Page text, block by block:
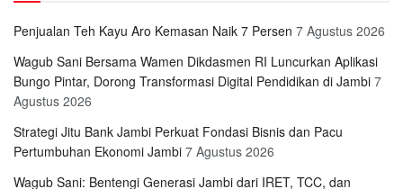
Penjualan Teh Kayu Aro Kemasan Naik 7 Persen 7 Agustus 2026
Wagub Sani Bersama Wamen Dikdasmen RI Luncurkan Aplikasi
Bungo Pintar, Dorong Transformasi Digital Pendidikan di Jambi 7
Agustus 2026
Strategi Jitu Bank Jambi Perkuat Fondasi Bisnis dan Pacu
Pertumbuhan Ekonomi Jambi 7 Agustus 2026
Wagub Sani: Bentengi Generasi Jambi dari IRET, TCC, dan